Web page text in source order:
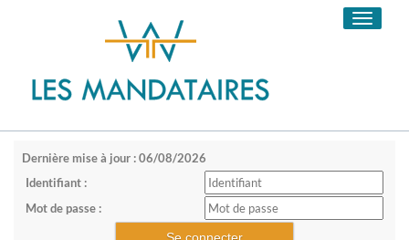
Toggle
Dernière mise à jour : 06/08/2026
Identifiant :
Mot de passe :